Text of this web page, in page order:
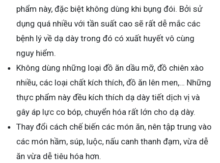
phẩm này, đặc biệt không dùng khi bụng đói. Bởi sử
dụng quá nhiều với tần suất cao sẽ rất dễ mắc các
bệnh lý về dạ dày trong đó có xuất huyết vô cùng
nguy hiểm.
Không dùng những loại đồ ăn dầu mỡ, đồ chiên xào
nhiều, các loại chất kích thích, đồ ăn lên men,… Những
thực phẩm này đều kích thích dạ dày tiết dịch vị và
gây áp lực co bóp, chuyển hóa rất lớn cho dạ dày.
Thay đổi cách chế biến các món ăn, nên tập trung vào
các món hầm, súp, luộc, nấu canh thanh đạm, vừa dễ
ăn vừa dễ tiêu hóa hơn.